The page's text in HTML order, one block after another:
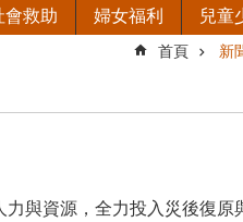
會救助 婦女福利 兒童
首頁 新
與資源，全力投入災後復原